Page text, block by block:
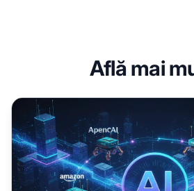
Află mai
Crawlerii AI explicați: GPTBot,